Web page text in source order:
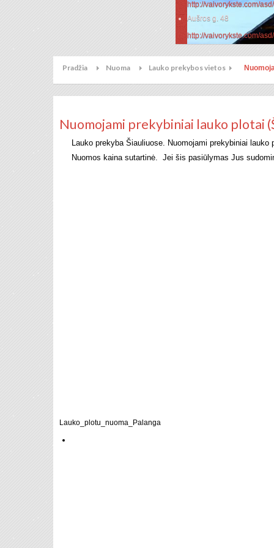
Aušros g. 48
http://vaivorykste.com/
Aušros g. 48
http://vaivorykste.com/
Pradžia Nuoma Lauko prekybos vietos
Nuomojami prekybiniai lauko plotai
Lauko prekyba Šiauliuose. Nuomojami prekybiniai
Nuomos kaina sutartinė. Jei šis pasiūlymas Jus
Lauko_plotu_nuoma_Palanga